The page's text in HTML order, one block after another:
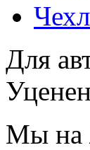
Для
Мы на